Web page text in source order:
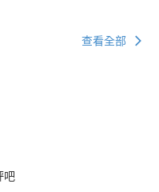
查看全部
吧